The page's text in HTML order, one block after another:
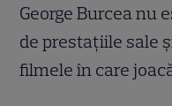
George Burcea nu
de prestațiile sale
filmele în care